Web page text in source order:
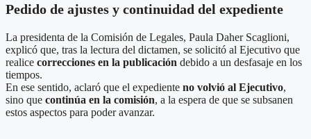
Pedido de ajustes y continuidad del expediente
La presidenta de la Comisión de Legales, Paula Daher Scaglioni,
explicó que, tras la lectura del dictamen, se solicitó al Ejecutivo que
realice correcciones en la publicación debido a un desfasaje en los
tiempos.
En ese sentido, aclaró que el expediente no volvió al Ejecutivo,
sino que continúa en la comisión, a la espera de que se subsanen
estos aspectos para poder avanzar.